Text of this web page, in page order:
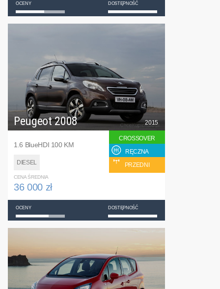
OCENY DOSTĘPNOŚĆ
Peugeot 2008
1.6 BlueHDI 100 KM
DIESEL
2015
CROSSOVER
RĘCZNA
PRZEDNI
CENA ŚREDNIA
36 000 zł
OCENY DOSTĘPNOŚĆ